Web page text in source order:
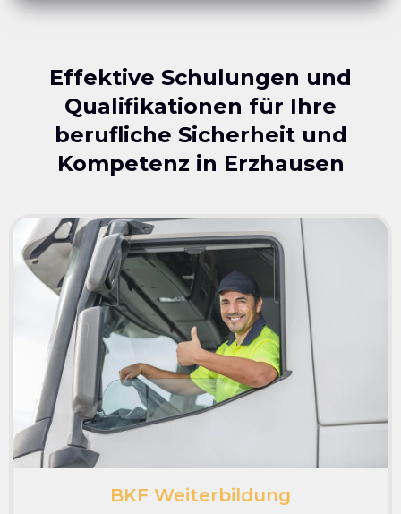
Effektive Schulungen und
Qualifikationen für Ihre
berufliche Sicherheit und
Kompetenz in Erzhausen
BKF Weiterbildung